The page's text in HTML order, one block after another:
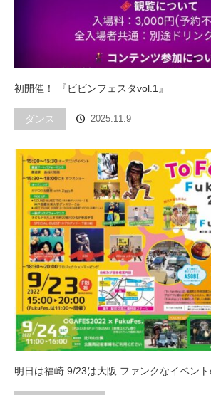
初開催！ 『ビビンフェスタvol.1』
ダンス 2025.11.9
明日は福崎 9/23は大阪 ファンクなイベント